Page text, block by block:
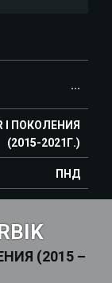
...
I ПОКОЛЕНИЯ
(2015-2021Г.)
ПНД
(2015 –